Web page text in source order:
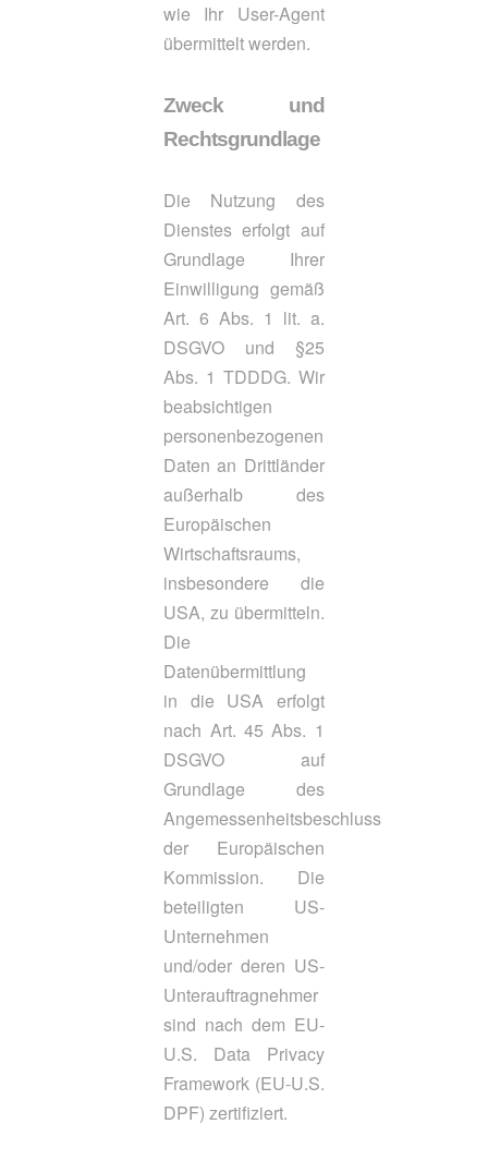
wie Ihr User-Agent
übermittelt werden.
Zweck und
Rechtsgrundlage
Die Nutzung des
Dienstes erfolgt auf
Grundlage Ihrer
Einwilligung gemäß
Art. 6 Abs. 1 lit. a.
DSGVO und §25
Abs. 1 TDDDG. Wir
beabsichtigen
personenbezogenen
Daten an Drittländer
außerhalb des
Europäischen
Wirtschaftsraums,
insbesondere die
USA, zu übermitteln.
Die
Datenübermittlung
in die USA erfolgt
nach Art. 45 Abs. 1
DSGVO auf
Grundlage des
Angemessenheitsbeschluss
der Europäischen
Kommission. Die
beteiligten US-
Unternehmen
und/oder deren US-
Unterauftragnehmer
sind nach dem EU-
U.S. Data Privacy
Framework (EU-U.S.
DPF) zertifiziert.